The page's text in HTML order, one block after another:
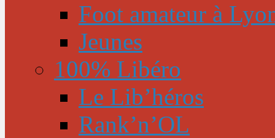
Foot amateur à
Jeunes
100% Libéro
Le Lib’héros
Rank’n’OL